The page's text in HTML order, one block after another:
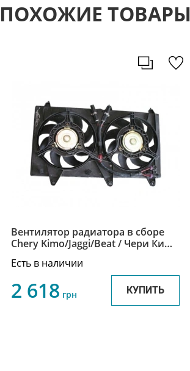
ПОХОЖИЕ ТОВАРЫ
Вентилятор радиатора в сборе
Chery Kimo/Jaggi/Beat / Чери Кимо
Есть в наличии
2 618 грн КУПИТЬ